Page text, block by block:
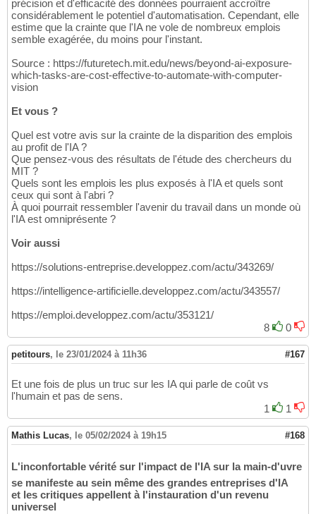
précision et d'efficacité des données pourraient accroître
considérablement le potentiel d'automatisation. Cependant, elle
estime que la crainte que l'IA ne vole de nombreux emplois
semble exagérée, du moins pour l'instant.
Source : https://futuretech.mit.edu/news/beyond-ai-exposure-
which-tasks-are-cost-effective-to-automate-with-computer-
vision
Et vous ?
Quel est votre avis sur la crainte de la disparition des emplois
au profit de l'IA ?
Que pensez-vous des résultats de l'étude des chercheurs du
MIT ?
Quels sont les emplois les plus exposés à l'IA et quels sont
ceux qui sont à l'abri ?
À quoi pourrait ressembler l'avenir du travail dans un monde où
l'IA est omniprésente ?
Voir aussi
https://solutions-entreprise.developpez.com/actu/343269/
https://intelligence-artificielle.developpez.com/actu/343557/
https://emploi.developpez.com/actu/353121/
8
0
petitours, le 23/01/2024 à 11h36 #167
Et une fois de plus un truc sur les IA qui parle de coût vs
l'humain et pas de sens.
1
1
Mathis Lucas, le 05/02/2024 à 19h15 #168
L'inconfortable vérité sur l'impact de l'IA sur la main-d'uvre
se manifeste au sein même des grandes entreprises d'IA
et les critiques appellent à l'instauration d'un revenu
universel